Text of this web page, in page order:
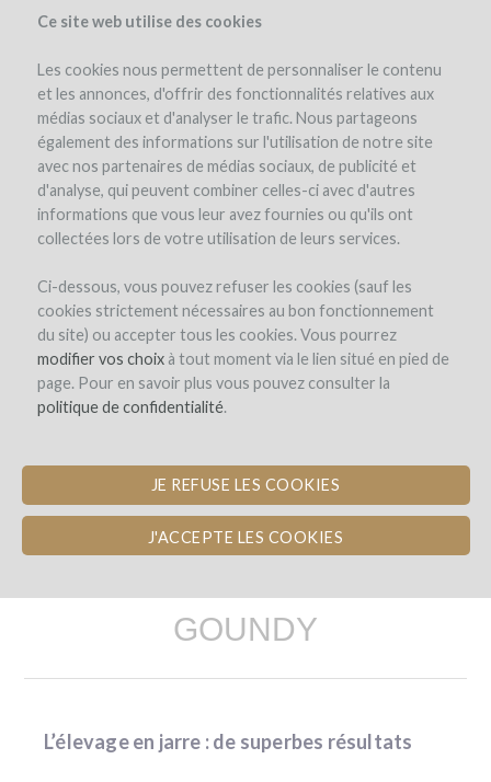
Ce site web utilise des cookies
Les cookies nous permettent de personnaliser le contenu
et les annonces, d'offrir des fonctionnalités relatives aux
médias sociaux et d'analyser le trafic. Nous partageons
également des informations sur l'utilisation de notre site
avec nos partenaires de médias sociaux, de publicité et
d'analyse, qui peuvent combiner celles-ci avec d'autres
informations que vous leur avez fournies ou qu'ils ont
collectées lors de votre utilisation de leurs services.
Ci-dessous, vous pouvez refuser les cookies (sauf les
cookies strictement nécessaires au bon fonctionnement
du site) ou accepter tous les cookies. Vous pourrez
modifier vos choixà tout moment via le lien situé en pied de
page. Pour en savoir plus vous pouvez consulter la
politique de confidentialité.
JE REFUSE LES COOKIES
J'ACCEPTE LES COOKIES
le projet le domaine détails du projet avis d'experts
les remboursements en vin
Domaine Sarrat de Goundy
ACHAT DE JARRES POUR UNE CUVÉE
GOUNDY
L’élevage en jarre : de superbes résultats